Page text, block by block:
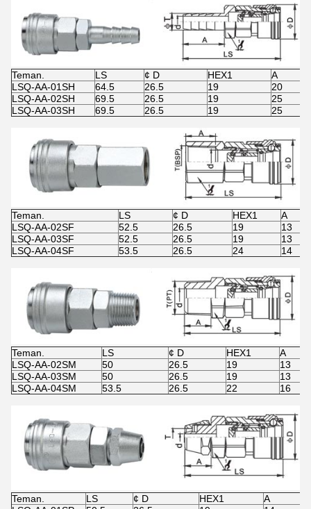
Teman. LS ¢ D HEX1
A
LSQ-AA-01SH
64.5 26.5 19
20
LSQ-AA-02SH
69.5 26.5 19
25
LSQ-AA-03SH
69.5 26.5 19 25
Teman. LS ¢ D HEX1
A
LSQ-AA-02SF
52.5 26.5 19
13
LSQ-AA-03SF
52.5 26.5 19
13
LSQ-AA-04SF
53.5 26.5 24 14
Teman. LS ¢ D HEX1
A
LSQ-AA-02SM
50 26.5 19
13
LSQ-AA-03SM
50 26.5 19
13
LSQ-AA-04SM
53.5 26.5 22 16
Teman. LS ¢ D HEX1
A